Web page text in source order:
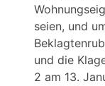
seien, und
und die
2 am 13.